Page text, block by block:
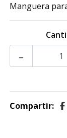
Manguera
-
Compartir: